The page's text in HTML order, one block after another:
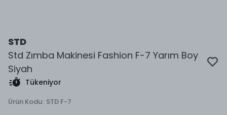
STD
Std Zımba Makinesi Fashion F-7 Yarım Boy
Siyah
Tükeniyor
Ürün Kodu: STD F-7